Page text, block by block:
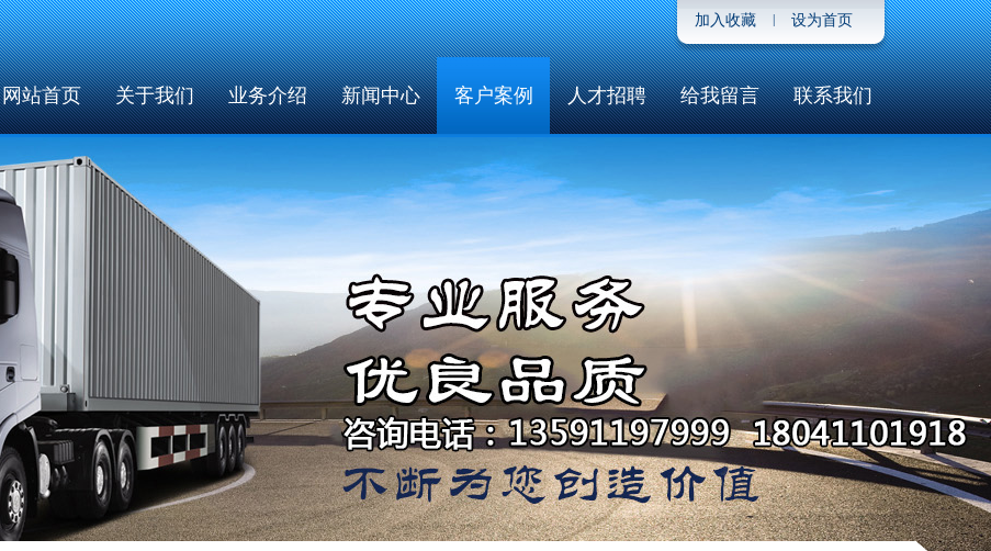
加入收藏 设为首页
网站首页 关于我们 业务介绍 新闻中心 客户案例 人才招聘 给我留言 联系我们